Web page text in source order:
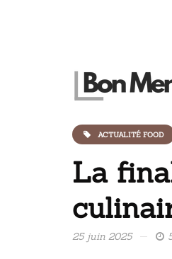
ACTUALITÉ FOOD
La
25 juin 2025